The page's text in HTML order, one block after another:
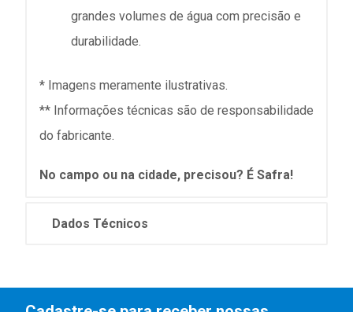
grandes volumes de água com precisão e
durabilidade.
* Imagens meramente ilustrativas.
** Informações técnicas são de responsabilidade
do fabricante.
No campo ou na cidade, precisou? É Safra!
Dados Técnicos